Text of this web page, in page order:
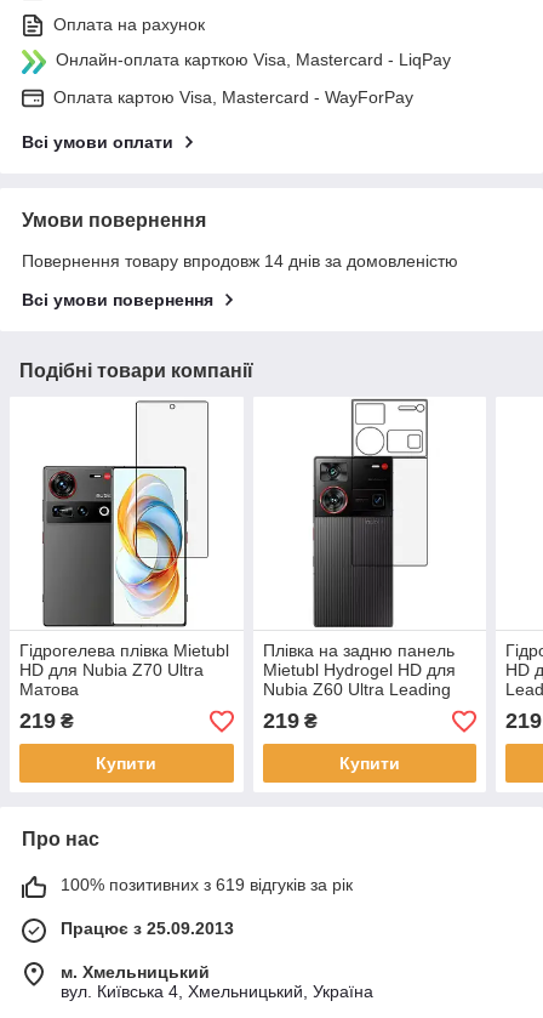
Оплата на рахунок
Онлайн-оплата карткою Visa, Mastercard - LiqPay
Оплата картою Visa, Mastercard - WayForPay
Всі умови оплати
Умови повернення
Повернення товару впродовж 14 днів за домовленістю
Всі умови повернення
Подібні товари компанії
Гідрогелева плівка Mietubl
HD для Nubia Z70 Ultra
Матова
219 ₴
Купити
Плівка на задню панель
Mietubl Hydrogel HD для
Nubia Z60 Ultra Leading
Version
219₴
Купити
HD
219
Про нас
100% позитивних з 619 відгуків за рік
Працює з 25.09.2013
м. Хмельницький
вул. Київська 4, Хмельницький, Україна